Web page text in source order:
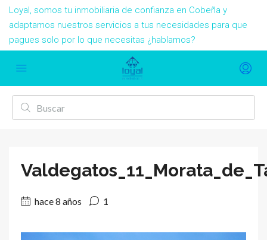
Loyal, somos tu inmobiliaria de confianza en Cobeña y
adaptamos nuestros servicios a tus necesidades para que
pagues solo por lo que necesitas ¿hablamos?
hace 8 años 1